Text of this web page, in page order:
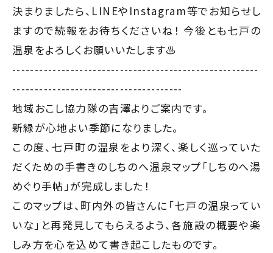
決まりましたら、LINEやInstagram等でお知らせし
ますので続報をお待ちくださいね！ 今後とも七戸の
温泉をよろしくお願いいたします♨️
-------------------------------------------------------
--------------------------------------
地域おこし協力隊の吉澤よりご案内です。
新緑が心地よい季節になりました。
この度、七戸町の温泉をより深く、楽しく巡っていた
だくための手書きのしちのへ温泉マップ「しちのへ湯
めぐり手帖」が完成しました！
このマップは、町内外の皆さんに「七戸の温泉ってい
いな」と再発見してもらえるよう、各施設の概要や楽
しみ方を心を込めて書き起こしたものです。